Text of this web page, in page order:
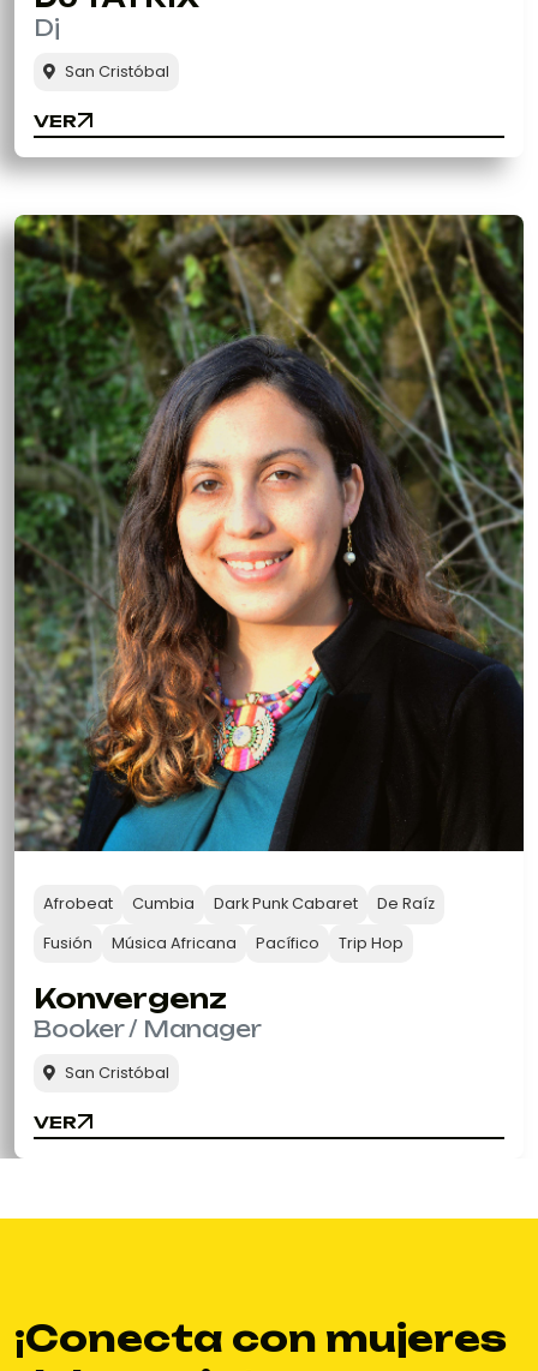
Dj
San Cristóbal
VER
VER
Afrobeat Cumbia Dark Punk Cabaret
De Raíz
Fusión
Música Africana Pacífico Trip Hop
Konvergenz
Booker / Manager
San Cristóbal
VER
VER
¡Conecta con mujeres